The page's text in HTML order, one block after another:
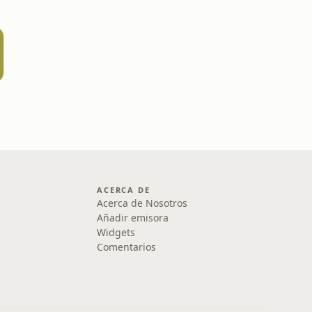
ACERCA DE
Acerca de Nosotros
Añadir emisora
Widgets
Comentarios